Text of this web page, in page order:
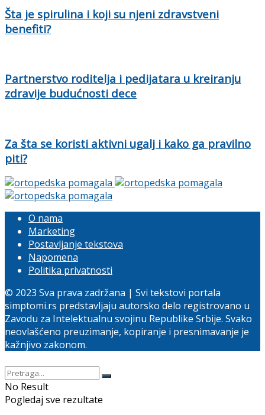
Šta je spirulina i koji su njeni zdravstveni
benefiti?
Partnerstvo roditelja i pedijatara u kreiranju
zdravije budućnosti dece
Za šta se koristi aktivni ugalj i kako ga pravilno
piti?
O nama
Marketing
Postavljanje tekstova
Napomena
Politika privatnosti
© 2023 Sva prava zadržana | Svi tekstovi portala
simptomi.rs predstavljaju autorsko delo registrovano u
Zavodu za Intelektualnu svojinu Republike Srbije. Svako
neovlašćeno preuzimanje, kopiranje i presnimavanje je
kažnjivo zakonom.
No Result
Pogledaj sve rezultate